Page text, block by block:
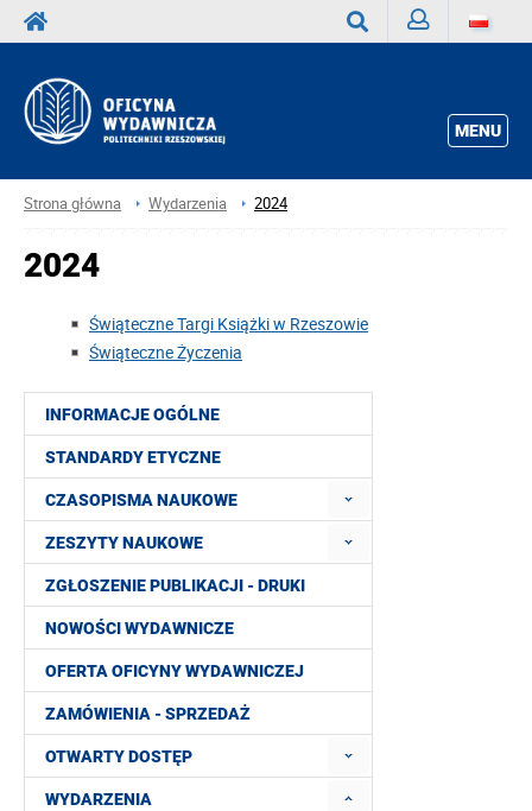
MENU
Strona główna Wydarzenia 2024
INFORMACJE OGÓLNE
STANDARDY ETYCZNE
CZASOPISMA NAUKOWE
ZESZYTY NAUKOWE
ZGŁOSZENIE PUBLIKACJI - DRUKI
NOWOŚCI WYDAWNICZE
OFERTA OFICYNY WYDAWNICZEJ
ZAMÓWIENIA - SPRZEDAŻ
OTWARTY DOSTĘP
WYDARZENIA
2024
Świąteczne Targi Książki w Rzeszowie
Świąteczne Życzenia